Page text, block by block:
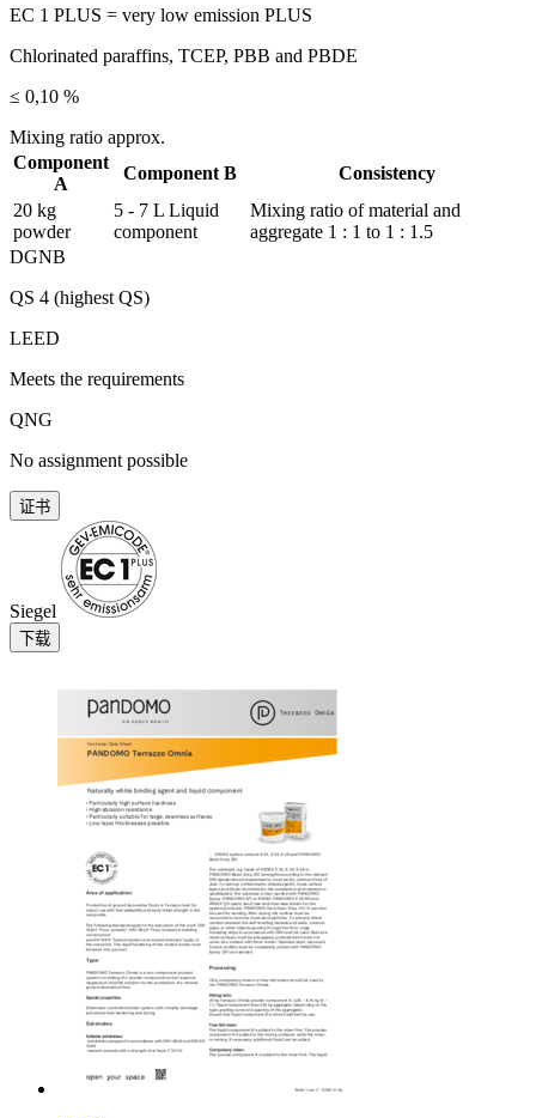
EC 1 PLUS = very low emission PLUS
Chlorinated paraffins, TCEP, PBB and PBDE
≤ 0,10 %
Mixing ratio approx.
Component
A
Component B
Consistency
20 kg
powder
5 - 7 L Liquid
component
Mixing ratio of material and
aggregate 1 : 1 to 1 : 1.5
DGNB
QS 4 (highest QS)
LEED
Meets the requirements
QNG
No assignment possible
证书
Siegel
下载